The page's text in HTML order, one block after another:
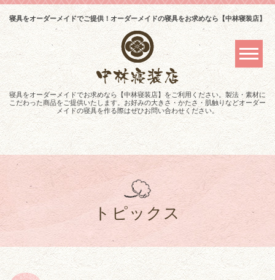
寝具をオーダーメイドでご提供！オーダーメイドの寝具をお求めなら【中林寝装店】
寝具をオーダーメイドでお求めなら【中林寝装店】をご利用ください。製法・素材に
こだわった商品をご提供いたします。お好みの大きさ・かたさ・肌触りなどオーダー
メイドの寝具を作る際はぜひお問い合わせください。
トピックス